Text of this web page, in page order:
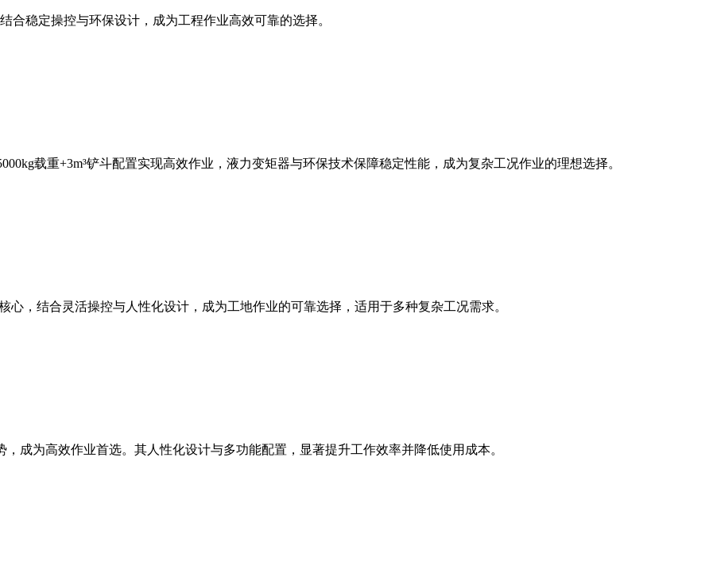
合稳定操控与环保设计，成为工程作业高效可靠的选择。
载重+3m³铲斗配置实现高效作业，液力变矩器与环保技术保障稳定性能，成为复杂工况作业的理想选择。
，结合灵活操控与人性化设计，成为工地作业的可靠选择，适用于多种复杂工况需求。
成为高效作业首选。其人性化设计与多功能配置，显著提升工作效率并降低使用成本。